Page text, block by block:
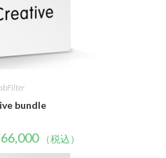
bundle
66,000 （税込）